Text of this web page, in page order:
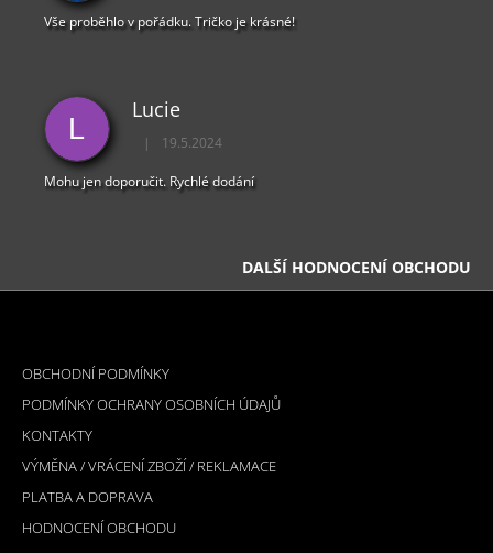
Vše proběhlo v pořádku. Tričko je krásné!
L
Lucie
Hodnocení obchodu je 5 z 5 hvězdiček.
| 19.5.2024
Mohu jen doporučit. Rychlé dodání
DALŠÍ HODNOCENÍ OBCHODU
Z
OBCHODNÍ PODMÍNKY
PODMÍNKY OCHRANY OSOBNÍCH ÚDAJŮ
KONTAKTY
VÝMĚNA / VRÁCENÍ ZBOŽÍ / REKLAMACE
PLATBA A DOPRAVA
HODNOCENÍ OBCHODU